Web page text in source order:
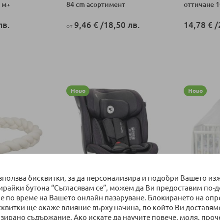
бисквитки, за да персонализира и подобри Вашето
бутона “Съгласявам се”, можем да Ви предоставим по-
по време на Вашето онлайн пазаруване. Блокирането на
ще окаже влияние върху начина, по който Ви
съдържание. Ако искате да научите повече, моля,
м+
84 cm асортимент
от 9,46 € /18,50 лв.
оттичане
14,78 € /
плитка,
Ново
НАЛИЧНО
Стол за кола Lorelli Sagitta i-
Size 360° SPS 40–150 см.
Ново
Балдахин
Тюл 480/